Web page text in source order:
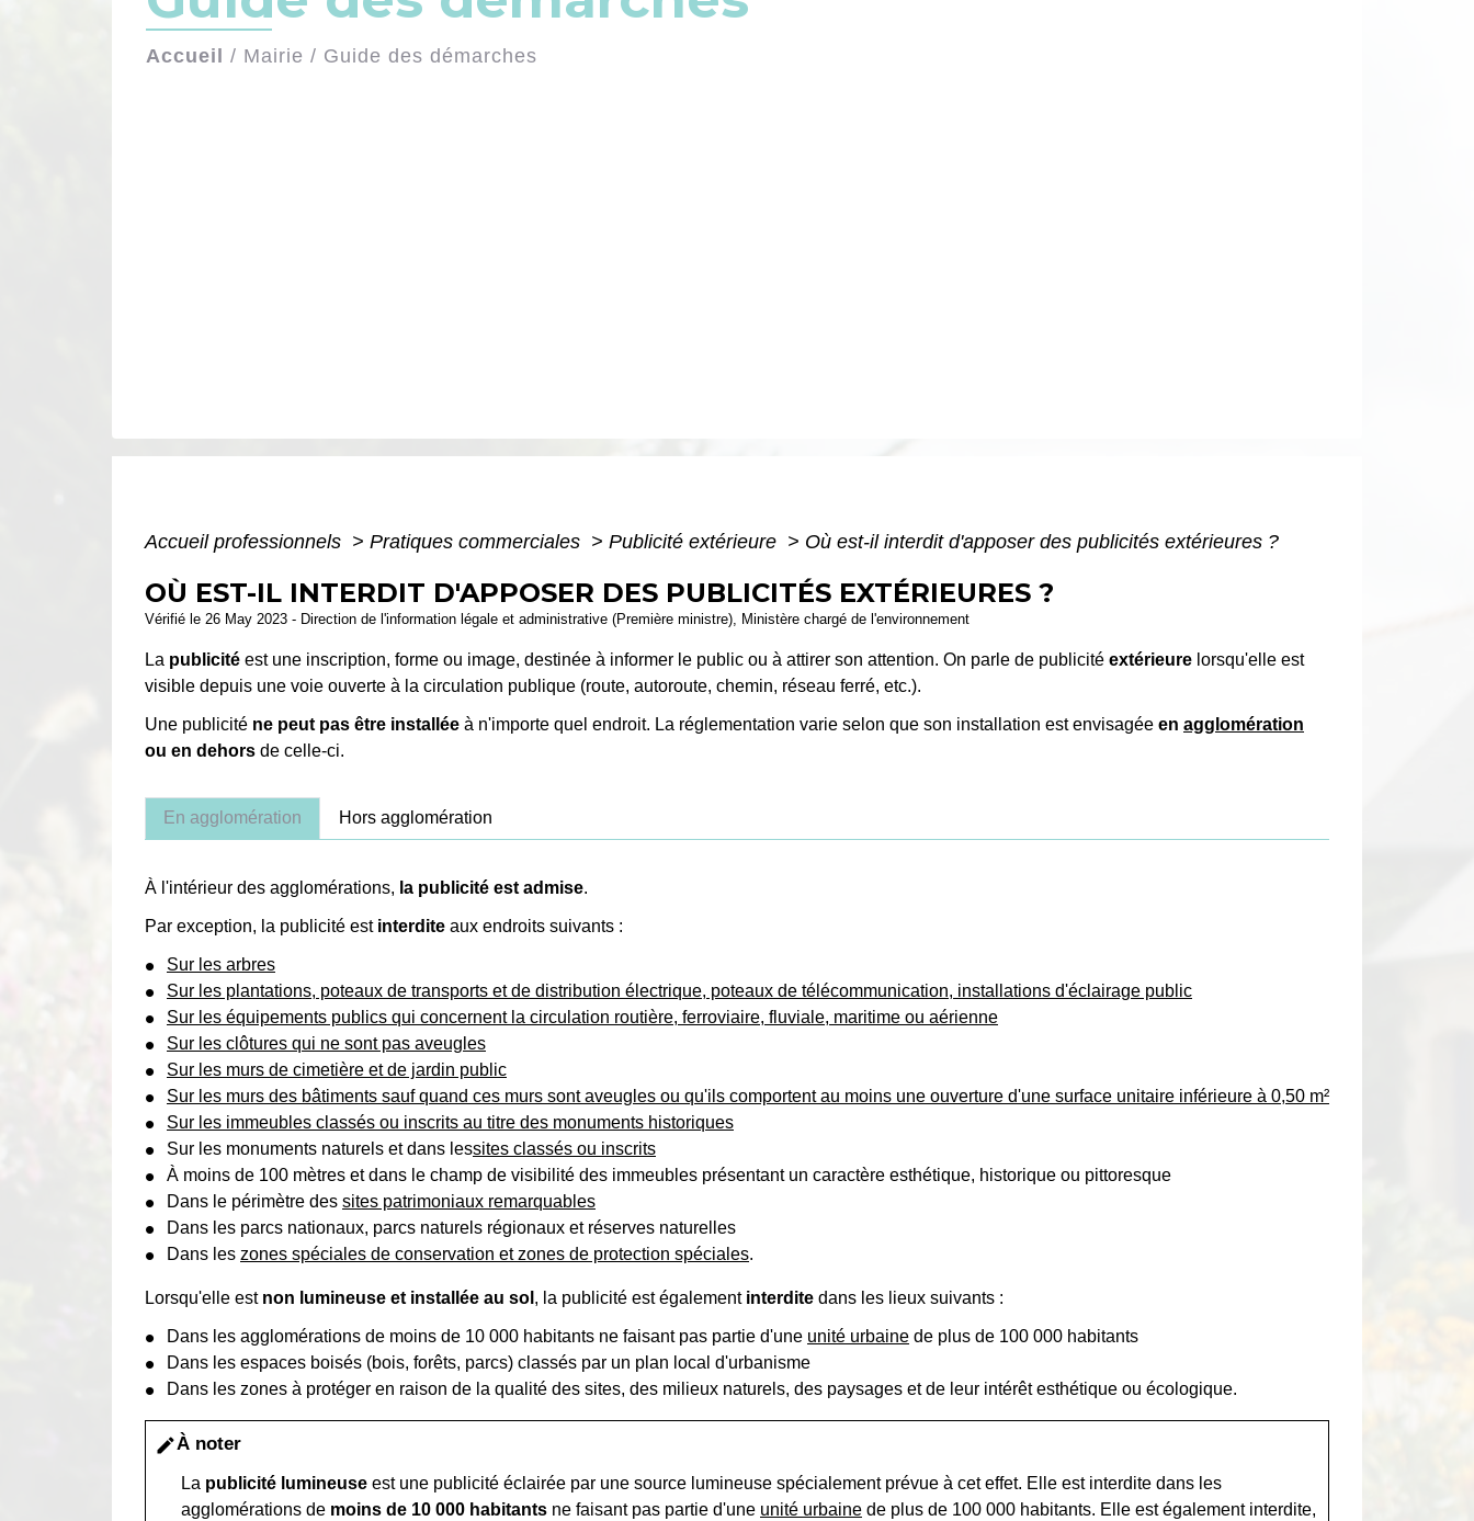
Accueil / Mairie / Guide des démarches
Accueil professionnels > Pratiques commerciales > Publicité extérieure > Où est-il interdit d'apposer des publicités extérieures ?
OÙ EST-IL INTERDIT D'APPOSER DES PUBLICITÉS EXTÉRIEURES ?
Vérifié le 26 May 2023 - Direction de l'information légale et administrative (Première ministre), Ministère chargé de l'environnement
La publicité est une inscription, forme ou image, destinée à informer le public ou à attirer son attention. On parle de publicité extérieure lorsqu'elle est
visible depuis une voie ouverte à la circulation publique (route, autoroute, chemin, réseau ferré, etc.).
Une publicité ne peut pas être installée à n'importe quel endroit. La réglementation varie selon que son installation est envisagée en agglomération
ou en dehors de celle-ci.
En agglomération Hors agglomération
À l'intérieur des agglomérations, la publicité est admise.
Par exception, la publicité est interdite aux endroits suivants :
Sur les arbres
Sur les plantations, poteaux de transports et de distribution électrique, poteaux de télécommunication, installations d'éclairage public
Sur les équipements publics qui concernent la circulation routière, ferroviaire, fluviale, maritime ou aérienne
Sur les clôtures qui ne sont pas aveugles
Sur les murs de cimetière et de jardin public
Sur les murs des bâtiments sauf quand ces murs sont aveugles ou qu'ils comportent au moins une ouverture d'une surface unitaire inférieure à 0,50 m²
Sur les immeubles classés ou inscrits au titre des monuments historiques
Sur les monuments naturels et dans lessites classés ou inscrits
À moins de 100 mètres et dans le champ de visibilité des immeubles présentant un caractère esthétique, historique ou pittoresque
Dans le périmètre des sites patrimoniaux remarquables
Dans les parcs nationaux, parcs naturels régionaux et réserves naturelles
Dans les zones spéciales de conservation et zones de protection spéciales.
Lorsqu'elle est non lumineuse et installée au sol , la publicité est également interdite dans les lieux suivants :
Dans les agglomérations de moins de 10 000 habitants ne faisant pas partie d'une unité urbaine de plus de 100 000 habitants
Dans les espaces boisés (bois, forêts, parcs) classés par un plan local d'urbanisme
Dans les zones à protéger en raison de la qualité des sites, des milieux naturels, des paysages et de leur intérêt esthétique ou écologique.
editÀ noter
La publicité lumineuse est une publicité éclairée par une source lumineuse spécialement prévue à cet effet. Elle est interdite dans les
agglomérations de moins de 10 000 habitants ne faisant pas partie d'une unité urbaine de plus de 100 000 habitants. Elle est également interdite,